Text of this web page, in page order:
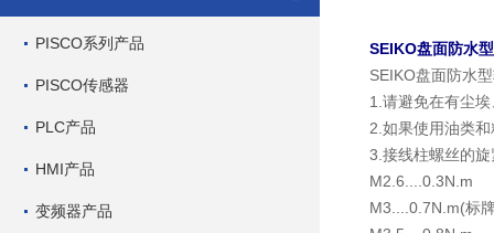
PISCO系列产品
PISCO传感器
PLC产品
HMI产品
变频器产品
SEIKO盘面防水
SEIKO盘面防水
1.请避免在有尘
2.如果使用油类
3.接线柱螺丝的
M2.6....0.3N.m
M3....0.7N.m(标